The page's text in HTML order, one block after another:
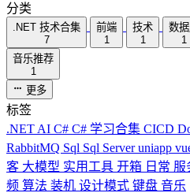
分类
.NET 技术合集
7
前端
1
技术
1
数
1
音乐推荐
1
更多
标签
.NET AI C# C# 学习合集 CICD
RabbitMQ Sql Sql Serveruniapp
客 大模型 实用工具 开箱 日常 服
频 算法 装机 设计模式 键盘 音乐